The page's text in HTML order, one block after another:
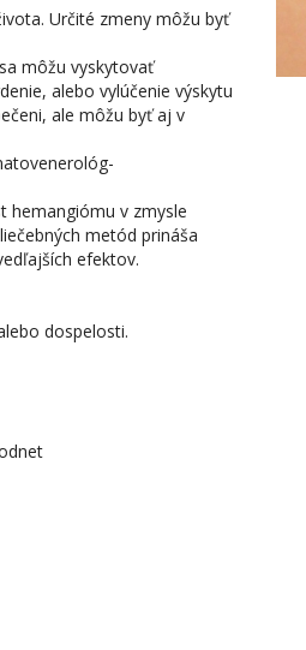
Určité zmeny môžu byť
môžu vyskytovať
alebo vylúčenie výskytu
ale môžu byť aj v
hemangiómu v zmysle
metód prináša
efektov.
dospelosti.